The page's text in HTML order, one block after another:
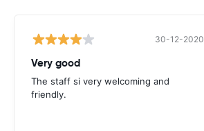
30-12-2020
Very good
The staff si very welcoming and
friendly.